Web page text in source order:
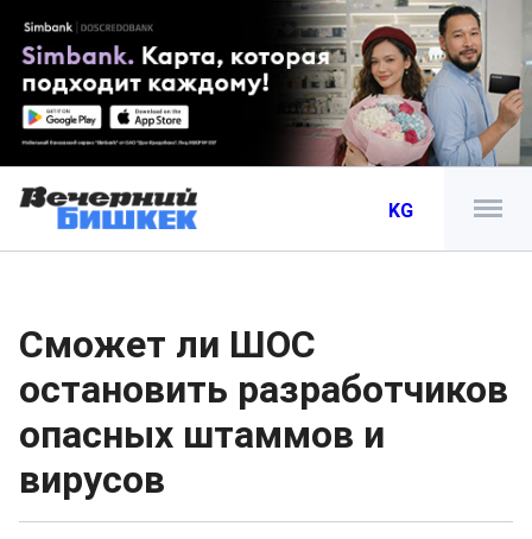
KG
Сможет ли ШОС
остановить разработчиков
опасных штаммов и
вирусов